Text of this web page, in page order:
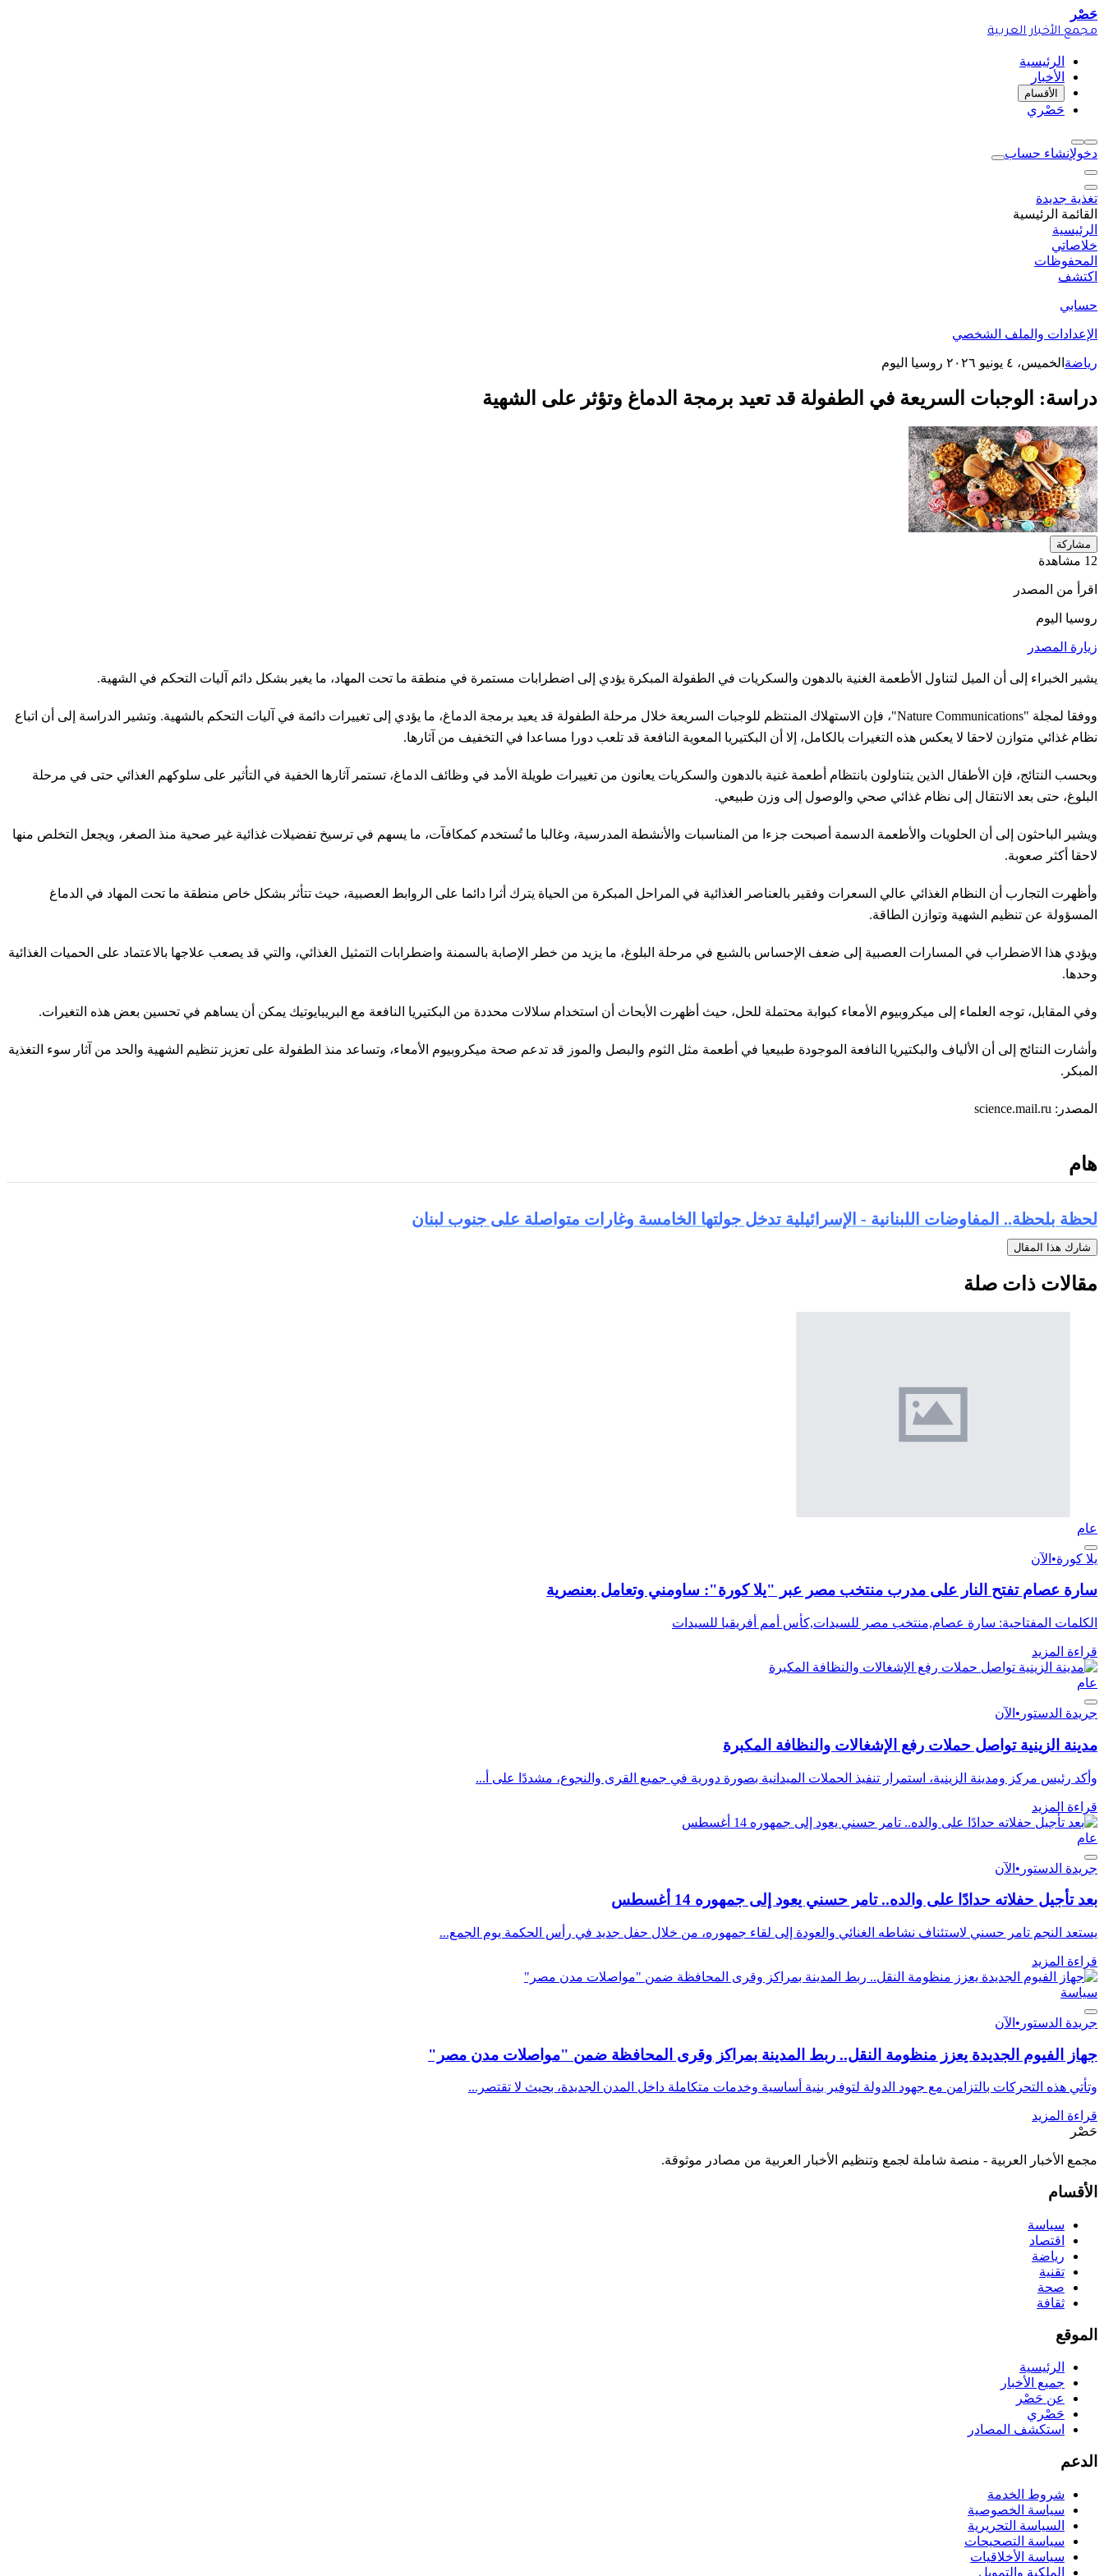
حَصْر
مجمع الأخبار العربية
الرئيسية
الأخبار
الأقسام
حَصْري
دخولإنشاء حساب
تغذية جديدة
القائمة الرئيسية
الرئيسية
خلاصاتي
المحفوظات
اكتشف
حسابي
الإعدادات والملف الشخصي
رياضة الخميس، ٤ يونيو ٢٠٢٦ روسيا اليوم
دراسة: الوجبات السريعة في الطفولة قد تعيد برمجة الدماغ وتؤثر على الشهية
مشاركة
12 مشاهدة
اقرأ من المصدر
روسيا اليوم
زيارة المصدر
يشير الخبراء إلى أن الميل لتناول الأطعمة الغنية بالدهون والسكريات في الطفولة المبكرة يؤدي إلى اضطرابات مستمرة في منطقة ما تحت المهاد، ما يغير بشكل دائم آليات التحكم في الشهية.
ووفقا لمجلة "Nature Communications"، فإن الاستهلاك المنتظم للوجبات السريعة خلال مرحلة الطفولة قد يعيد برمجة الدماغ، ما يؤدي إلى تغييرات دائمة في آليات التحكم بالشهية. وتشير الدراسة إلى أن اتباع
نظام غذائي متوازن لاحقا لا يعكس هذه التغيرات بالكامل، إلا أن البكتيريا المعوية النافعة قد تلعب دورا مساعدا في التخفيف من آثارها.
وبحسب النتائج، فإن الأطفال الذين يتناولون بانتظام أطعمة غنية بالدهون والسكريات يعانون من تغييرات طويلة الأمد في وظائف الدماغ، تستمر آثارها الخفية في التأثير على سلوكهم الغذائي حتى في مرحلة
البلوغ، حتى بعد الانتقال إلى نظام غذائي صحي والوصول إلى وزن طبيعي.
ويشير الباحثون إلى أن الحلويات والأطعمة الدسمة أصبحت جزءا من المناسبات والأنشطة المدرسية، وغالبا ما تُستخدم كمكافآت، ما يسهم في ترسيخ تفضيلات غذائية غير صحية منذ الصغر، ويجعل التخلص منها
لاحقا أكثر صعوبة.
وأظهرت التجارب أن النظام الغذائي عالي السعرات وفقير بالعناصر الغذائية في المراحل المبكرة من الحياة يترك أثرا دائما على الروابط العصبية، حيث تتأثر بشكل خاص منطقة ما تحت المهاد في الدماغ
المسؤولة عن تنظيم الشهية وتوازن الطاقة.
ويؤدي هذا الاضطراب في المسارات العصبية إلى ضعف الإحساس بالشبع في مرحلة البلوغ، ما يزيد من خطر الإصابة بالسمنة واضطرابات التمثيل الغذائي، والتي قد يصعب علاجها بالاعتماد على الحميات الغذائية
وحدها.
وفي المقابل، توجه العلماء إلى ميكروبيوم الأمعاء كبوابة محتملة للحل، حيث أظهرت الأبحاث أن استخدام سلالات محددة من البكتيريا النافعة مع البريبايوتيك يمكن أن يساهم في تحسين بعض هذه التغيرات.
وأشارت النتائج إلى أن الألياف والبكتيريا النافعة الموجودة طبيعيا في أطعمة مثل الثوم والبصل والموز قد تدعم صحة ميكروبيوم الأمعاء، وتساعد منذ الطفولة على تعزيز تنظيم الشهية والحد من آثار سوء التغذية
المبكر.
المصدر: science.mail.ru
هام
لحظة بلحظة.. المفاوضات اللبنانية - الإسرائيلية تدخل جولتها الخامسة وغارات متواصلة على جنوب لبنان
شارك هذا المقال
مقالات ذات صلة
عام
يلا كورة• الآن
سارة عصام تفتح النار على مدرب منتخب مصر عبر "يلا كورة": ساومني وتعامل بعنصرية
الكلمات المفتاحية: سارة عصام,منتخب مصر للسيدات,كأس أمم أفريقيا للسيدات
قراءة المزيد
عام
جريدة الدستور • الآن
مدينة الزينية تواصل حملات رفع الإشغالات والنظافة المكبرة
وأكد رئيس مركز ومدينة الزينية، استمرار تنفيذ الحملات الميدانية بصورة دورية في جميع القرى والنجوع، مشددًا على أ...
قراءة المزيد
عام
جريدة الدستور • الآن
بعد تأجيل حفلاته حدادًا على والده.. تامر حسني يعود إلى جمهوره 14 أغسطس
يستعد النجم تامر حسني لاستئناف نشاطه الغنائي والعودة إلى لقاء جمهوره، من خلال حفل جديد في رأس الحكمة يوم الجمع...
قراءة المزيد
سياسة
جريدة الدستور • الآن
جهاز الفيوم الجديدة يعزز منظومة النقل.. ربط المدينة بمراكز وقرى المحافظة ضمن "مواصلات مدن مصر"
وتأتي هذه التحركات بالتزامن مع جهود الدولة لتوفير بنية أساسية وخدمات متكاملة داخل المدن الجديدة، بحيث لا تقتصر...
قراءة المزيد
حَصْر
مجمع الأخبار العربية - منصة شاملة لجمع وتنظيم الأخبار العربية من مصادر موثوقة.
الأقسام
سياسة
اقتصاد
رياضة
تقنية
صحة
ثقافة
الموقع
الرئيسية
جميع الأخبار
عن حَصْر
حَصْري
استكشف المصادر
الدعم
شروط الخدمة
سياسة الخصوصية
السياسة التحريرية
سياسة التصحيحات
سياسة الأخلاقيات
الملكية والتمويل